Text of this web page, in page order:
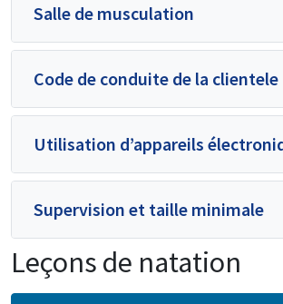
Salle de musculation
Code de conduite de la clientele
Utilisation d’appareils
Supervision et taille minimale
Leçons de natation